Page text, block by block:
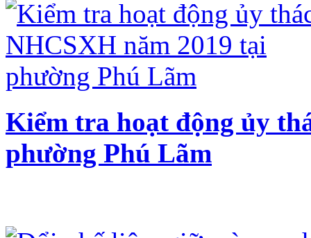
Kiểm tra hoạt động ủy
phường Phú Lãm